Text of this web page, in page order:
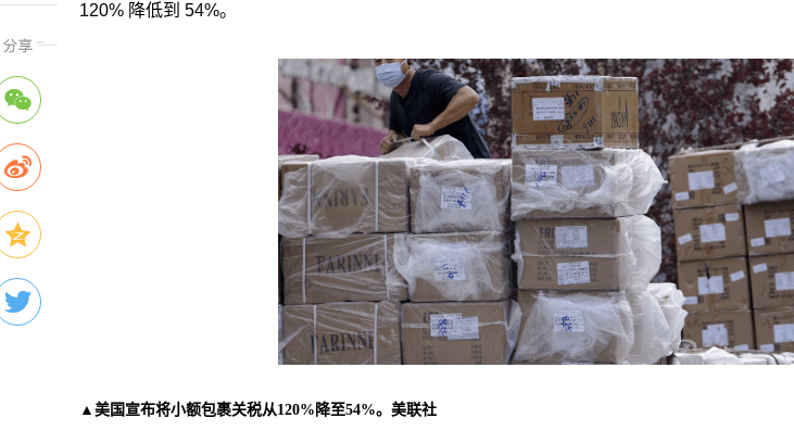
120% 降低到 54%。
▲美国宣布将小额包裹关税从120%降至54%。美联社